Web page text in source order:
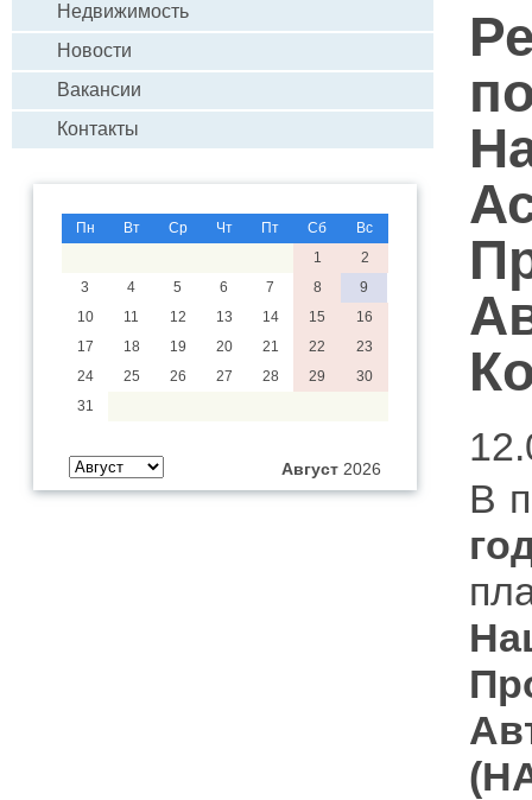
Недвижимость
Новости
Вакансии
Контакты
Август 2026
Пн Вт Ср Чт Пт Сб
Вс
1
2
3
4 5 6 7 8
9
10
11 12 13 14 15
16
17
18 19 20 21 22
23
24
25 26 27 28 29
30
31
В